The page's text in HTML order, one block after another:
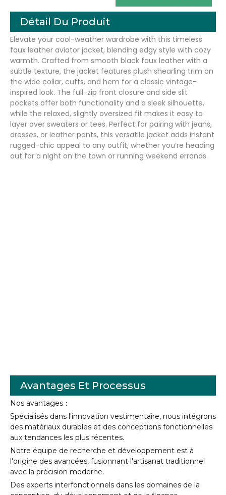
Détail Du Produit
Elevate your cool-weather wardrobe with this timeless
faux leather aviator jacket, blending edgy style with cozy
warmth. Crafted from smooth black faux leather with a
subtle texture, the jacket features plush shearling trim on
the wide collar, cuffs, and hem for a classic vintage-
inspired look. The full-zip front closure and side slit
pockets offer both functionality and a sleek silhouette,
while the relaxed, slightly oversized fit makes it easy to
layer over sweaters or tees. Perfect for pairing with jeans,
dresses, or leather pants, this versatile jacket adds instant
rugged-chic appeal to any outfit, whether you’re heading
out for a night on the town or running weekend errands.
Avantages Et Processus
Nos avantages：
Spécialisés dans l'innovation vestimentaire, nous intégrons
des matériaux durables et des conceptions fonctionnelles
aux tendances les plus récentes.
Notre équipe de recherche et développement est à
l'origine des avancées, fusionnant l'artisanat traditionnel
avec la précision moderne.
Des experts interfonctionnels dans les domaines de la